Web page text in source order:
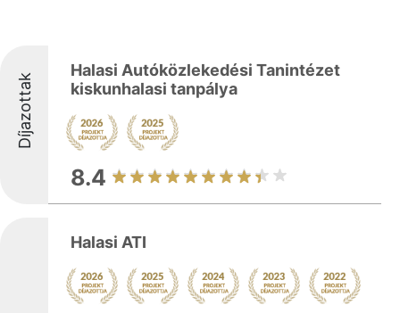
Díjazottak
Halasi Autóközlekedési Tanintézet
kiskunhalasi tanpálya
8.4
Halasi ATI